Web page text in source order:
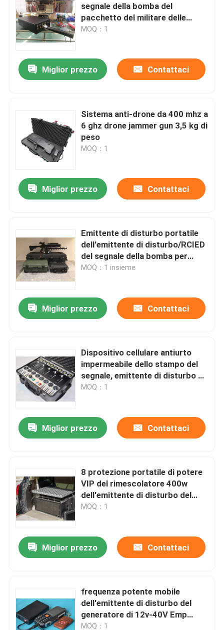
Prodotti
Video
Chi siamo
Controllo di qualità
Emittenti di disturbo del fuco
Emittente di disturbo del segnale radio
Emittente di disturbo di radiofrequenza
segnale della bomba del
pacchetto del militare delle
bande con il convoglio di alto
MOQ：1
Miglior prezzo Contattaci
Sistema anti-drone da 400 mhz a
6 ghz drone jammer gun 3,5 kg di
peso
MOQ：1
Miglior prezzo Contattaci
Emittente di disturbo portatile
dell'emittente di disturbo/RCIED
del segnale della bomba per
polizia militare
MOQ：1 insieme
Miglior prezzo Contattaci
Dispositivo cellulare antiurto
impermeabile dello stampo del
segnale, emittente di disturbo di
frequenza del telefono cellulare
MOQ：1
Miglior prezzo Contattaci
8 protezione portatile di potere
VIP del rimescolatore 400w
dell'emittente di disturbo del
segnale della bomba di
MOQ：1
Miglior prezzo Contattaci
frequenza potente mobile
dell'emittente di disturbo del
generatore di 12v-40V Emp
multi/emittente di disturbo di
MOQ：1